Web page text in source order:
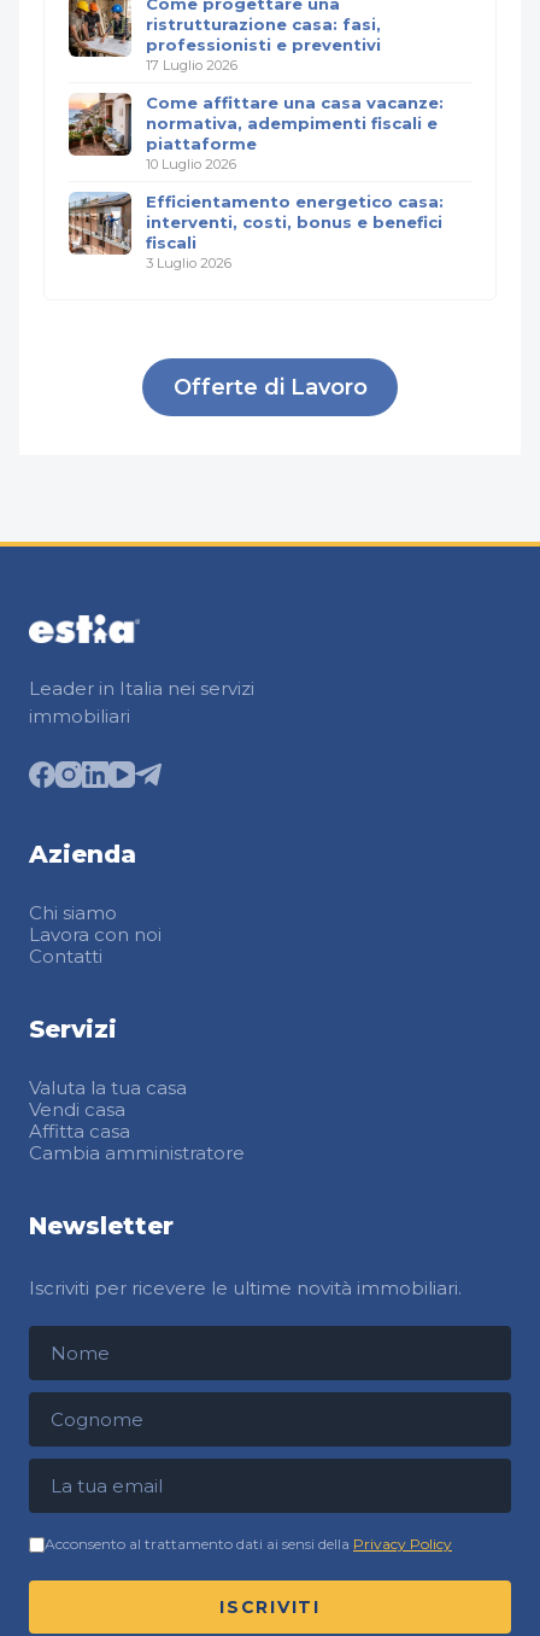
ristrutturazione casa: fasi,
professionisti e preventivi
17 Luglio 2026
Come affittare una casa vacanze:
normativa, adempimenti fiscali e
piattaforme
10 Luglio 2026
Efficientamento energetico casa:
interventi, costi, bonus e benefici
fiscali
3 Luglio 2026
Offerte di Lavoro
Leader in Italia nei servizi
immobiliari
Azienda
Chi siamo
Lavora con noi
Contatti
Servizi
Valuta la tua casa
Vendi casa
Affitta casa
Cambia amministratore
Newsletter
Iscriviti per ricevere le ultime novità immobiliari.
Nome
Cognome
Indirizzo email
Acconsento al trattamento dati ai sensi della Privacy Policy
ISCRIVITI